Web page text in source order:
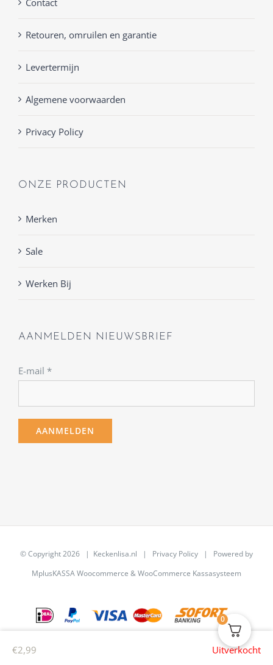
€2,99 Uitverkocht
Contact
Retouren, omruilen en garantie
Levertermijn
Algemene voorwaarden
Privacy Policy
ONZE PRODUCTEN
Merken
Sale
Werken Bij
AANMELDEN NIEUWSBRIEF
E-mail *
© Copyright2026 | Keckenlisa.nl | Privacy Policy | Powered by
MplusKASSA Woocommerce &WooCommerce Kassasysteem
0